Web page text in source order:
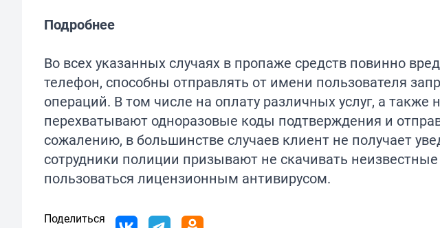
Подробнее
Во всех указанных случаях в пропаже средств повинно
телефон, способны отправлять от имени пользователя
операций. В том числе на оплату различных услуг, а также
перехватывают одноразовые коды подтверждения и
сожалению, в большинстве случаев клиент не получает
сотрудники полиции призывают не скачивать
пользоваться лицензионным антивирусом.
Поделиться